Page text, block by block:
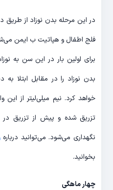
در این مرحله بدن نوزاد از
فلج اطفال و هپاتیت ب ایمن
برای اولین بار در این سن به
بدن نوزاد را در مقابل ابتلا به
خواهد کرد. نیم میلی‌لیتر از
نگهداری می‌شود. می‌توانید درباره
بخوانید.
چهار ماهگی